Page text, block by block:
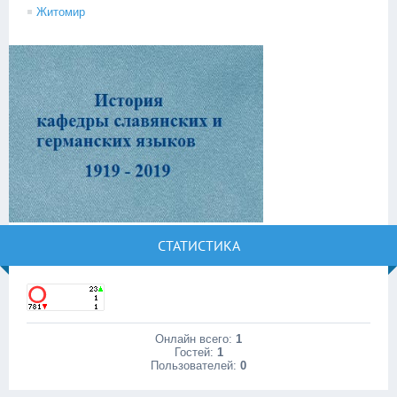
Житомир
СТАТИСТИКА
Онлайн всего: 1
Гостей: 1
Пользователей: 0